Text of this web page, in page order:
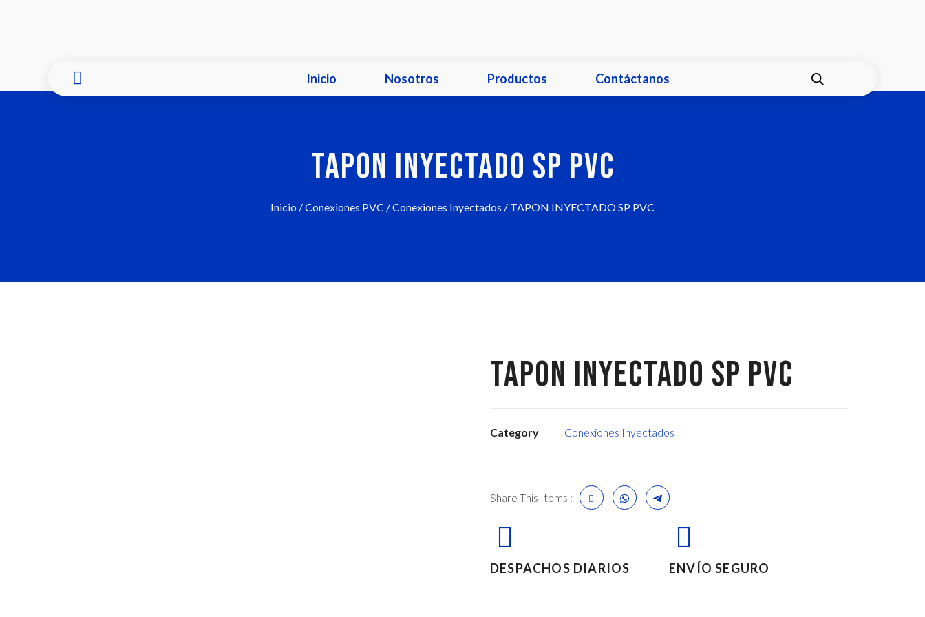
Inicio Nosotros Productos Contáctanos
TAPON INYECTADO SP PVC
Inicio /Conexiones PVC /Conexiones Inyectados / TAPON INYECTADO SP PVC
TAPON INYECTADO SP PVC
Category Conexiones Inyectados
Share This Items :
DESPACHOS DIARIOS ENVÍO SEGURO